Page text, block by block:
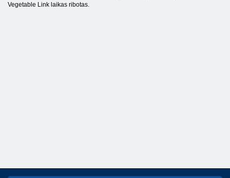
Vegetable Link laikas ribotas.